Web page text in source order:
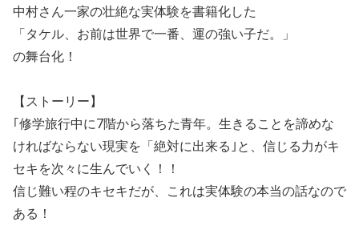
中村さん一家の壮絶な実体験を書籍化した
「タケル、お前は世界で一番、運の強い子だ。」
の舞台化！
【ストーリー】
｢修学旅行中に7階から落ちた青年。生きることを諦めな
ければならない現実を「絶対に出来る｣と、信じる力がキ
セキを次々に生んでいく！！
信じ難い程のキセキだが、これは実体験の本当の話なので
ある！